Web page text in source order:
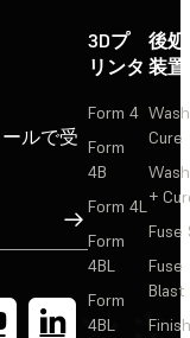
ルで受
サインアップ
3Dプ
リンタ
Form 4
Form
4B
Form 4L
Form
4BL
Form
4BL
後
装置
Cure
+
Fuse
Fuse
Blast